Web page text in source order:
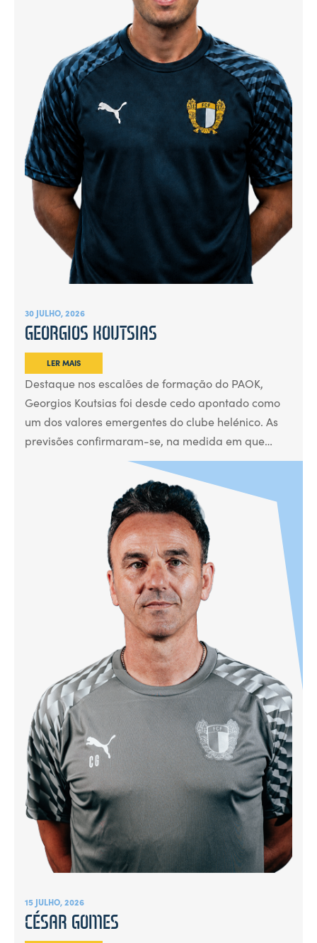
30 JULHO, 2026
GEORGIOS KOUTSIAS
LER MAIS
Destaque nos escalões de formação do PAOK,
Georgios Koutsias foi desde cedo apontado como
um dos valores emergentes do clube helénico. As
previsões confirmaram-se, na medida em que…
15 JULHO, 2026
CÉSAR GOMES